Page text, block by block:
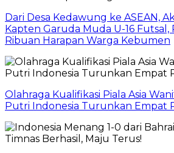
Dari Desa Kedawung ke ASEAN,
Kapten Garuda Muda U-16
Ribuan Harapan Warga Kebumen
Olahraga Kualifikasi Piala Asia
Putri Indonesia Turunkan Empat